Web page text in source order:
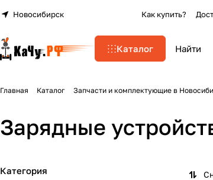
Новосибирск Как купить?
Каталог
Главная Каталог Запчасти и комплектующие в
Зарядные
Категория